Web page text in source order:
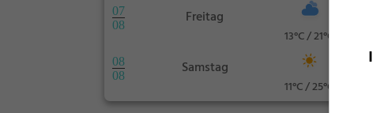
07
08
Freitag
13°C / 21°C
08
08
Samstag
11°C / 25°C